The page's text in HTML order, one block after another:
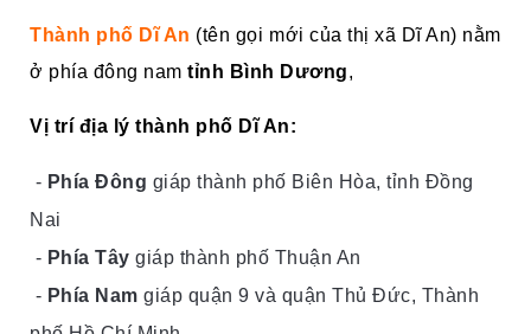
Thành phố Dĩ An (tên gọi mới của thị xã Dĩ An) nằm
ở phía đông nam tỉnh Bình Dương,
Vị trí địa lý thành phố Dĩ An:
- Phía Đông giáp thành phố Biên Hòa, tỉnh Đồng
Nai
- Phía Tây giáp thành phố Thuận An
- Phía Nam giáp quận 9 và quận Thủ Đức, Thành